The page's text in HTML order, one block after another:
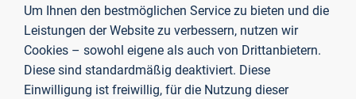
20 Jahre familiengerechte Hochschule
2006 wurde die TH Aschaffenburg erstmals für ihre
familienfreundlichen Strukturen und Angebote zertifiziert.
Weiterlesen
Um Ihnen den bestmöglichen Service zu bieten und die
Leistungen der Website zu verbessern, nutzen wir
Cookies – sowohl eigene als auch von Drittanbietern.
Diese sind standardmäßig deaktiviert. Diese
Einwilligung ist freiwillig, für die Nutzung dieser